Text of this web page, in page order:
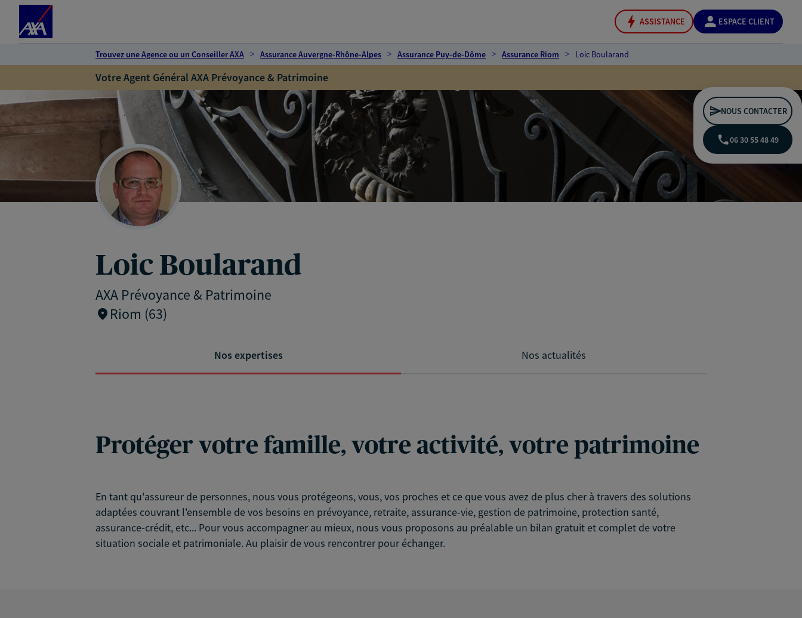
ASSISTANCE ESPACE CLIENT
Trouvez une Agence ou un Conseiller AXA Assurance Auvergne-Rhône-Alpes Assurance Puy-de-Dôme Assurance Riom Loic Boularand
Votre Agent Général AXA Prévoyance & Patrimoine
Loic Boularand
AXA Prévoyance & Patrimoine
Riom (63)
NOUS CONTACTER
06 30 55 48 49
Nos expertises Nos actualités
Protéger votre famille, votre activité, votre patrimoine
En tant qu'assureur de personnes, nous vous protégeons, vous, vos proches et ce que vous avez de plus cher à travers des solutions
adaptées couvrant l'ensemble de vos besoins en prévoyance, retraite, assurance-vie, gestion de patrimoine, protection santé,
assurance-crédit, etc... Pour vous accompagner au mieux, nous vous proposons au préalable un bilan gratuit et complet de votre
situation sociale et patrimoniale. Au plaisir de vous rencontrer pour échanger.